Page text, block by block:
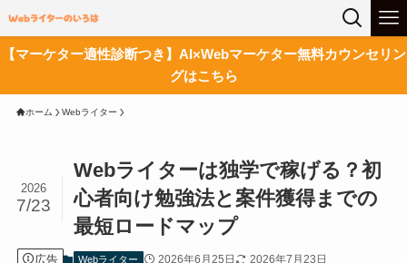
【マーケター適性診断つき】AI×Webマーケター無料カウンセリン
グはこちら
ホーム Webライター
Webライターは独学で稼げる？初
心者向け勉強法と案件獲得までの
最短ロードマップ
2026
7/23
広告 Webライター 2026年6月25日 2026年7月23日